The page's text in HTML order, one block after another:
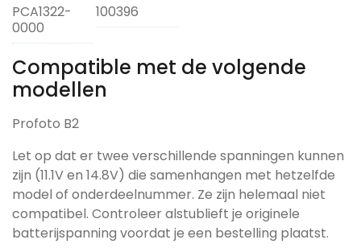
PCA1322-
0000
100396
Compatible met de volgende
modellen
Profoto B2
Let op dat er twee verschillende spanningen kunnen
zijn (11.1V en 14.8V) die samenhangen met hetzelfde
model of onderdeelnummer. Ze zijn helemaal niet
compatibel. Controleer alstublieft je originele
batterijspanning voordat je een bestelling plaatst.